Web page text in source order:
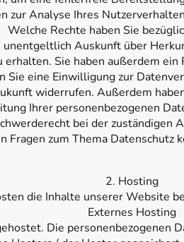
zur Analyse Ihres
Welche Rechte haben Sie
unentgeltlich Auskunft über
erhalten. Sie haben außerdem
Sie eine Einwilligung zur
widerrufen. Außerdem
Ihrer personenbezogenen
bei der zuständigen
Fragen zum Thema Datenschutz
2. Hosting
die Inhalte unserer Website
Externes Hosting
Die personenbezogenen